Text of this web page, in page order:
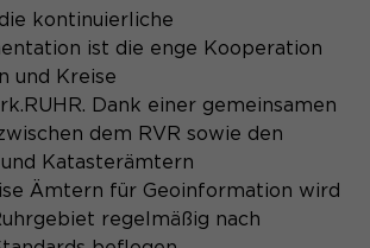
Dieser Cookie teilt der Webseite mit,
angemeldet ist und die Rechte besitzt
diese zu verwalten.
cookie_optin
Matomo
Sitzung
Session-ID, ohne
personenbezogene Daten.
kontinuierliche
ist die enge Kooperation
und Kreise
Dank einer gemeinsamen
dem RVR sowie den
Katasterämtern
Ämtern für Geoinformation wird
regelmäßig nach